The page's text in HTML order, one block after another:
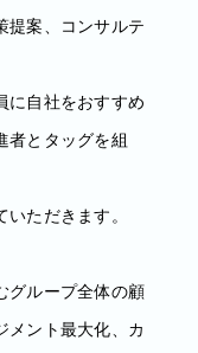
提案、コンサルテ
に自社をおすすめ
者とタッグを組
ただきます。
グループ全体の顧
メント最大化、カ